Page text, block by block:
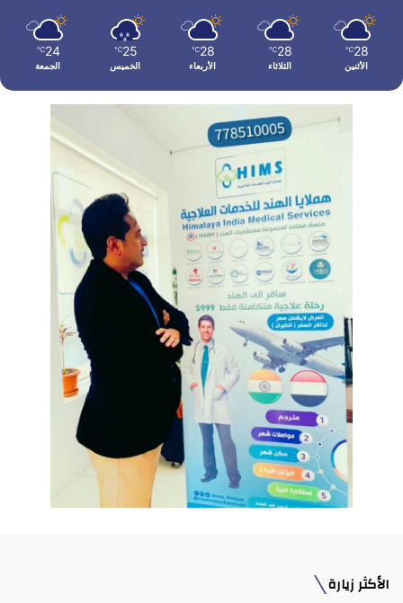
28
℃
الأثنين
28
℃
الثلاثاء
28
℃
الأربعاء
25
℃
الخميس
24
℃
الجمعة
الأكثر زيارة